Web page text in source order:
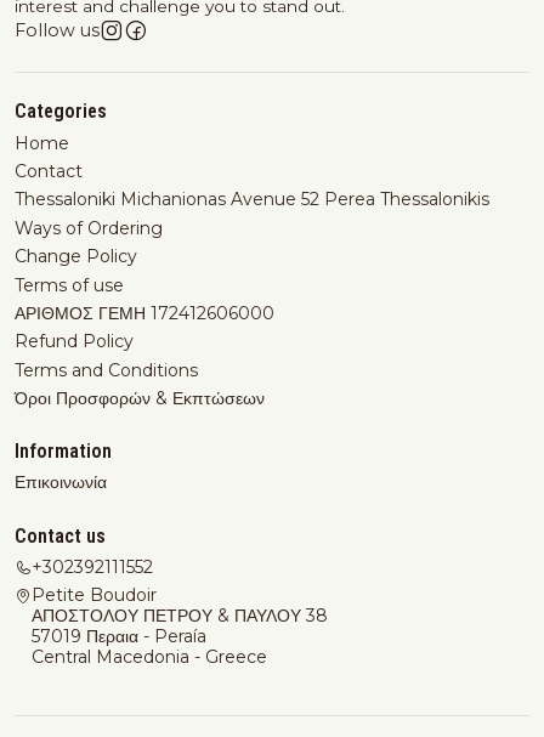
interest and challenge you to stand out.
Follow us
Categories
Home
Contact
Thessaloniki Michanionas Avenue 52 Perea Thessalonikis
Ways of Ordering
Change Policy
Terms of use
ΑΡΙΘΜΟΣ ΓΕΜΗ 172412606000
Refund Policy
Terms and Conditions
Όροι Προσφορών & Εκπτώσεων
Information
Επικοινωνία
Contact us
+302392111552
Petite Boudoir
ΑΠΟΣΤΟΛΟΥ ΠΕΤΡΟΥ & ΠΑΥΛΟΥ 38
57019 Περαια - Peraía
Central Macedonia - Greece